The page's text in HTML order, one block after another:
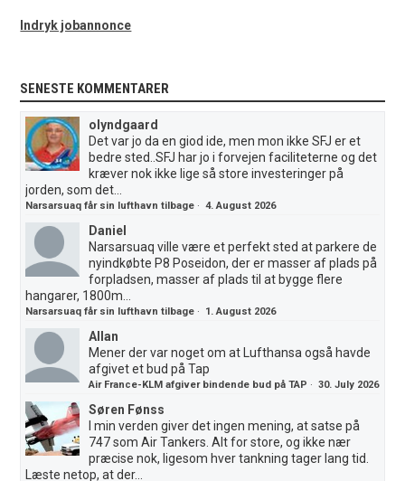
Indryk jobannonce
SENESTE KOMMENTARER
olyndgaard
Det var jo da en giod ide, men mon ikke SFJ er et
bedre sted..SFJ har jo i forvejen faciliteterne og det
kræver nok ikke lige så store investeringer på
jorden, som det...
Narsarsuaq får sin lufthavn tilbage ·4. August 2026
Daniel
Narsarsuaq ville være et perfekt sted at parkere de
nyindkøbte P8 Poseidon, der er masser af plads på
forpladsen, masser af plads til at bygge flere
hangarer, 1800m...
Narsarsuaq får sin lufthavn tilbage · 1. August 2026
Allan
Mener der var noget om at Lufthansa også havde
afgivet et bud på Tap
Air France-KLM afgiver bindende bud på TAP ·30. July 2026
Søren Fønss
I min verden giver det ingen mening, at satse på
747 som Air Tankers. Alt for store, og ikke nær
præcise nok, ligesom hver tankning tager lang tid.
Læste netop, at der...